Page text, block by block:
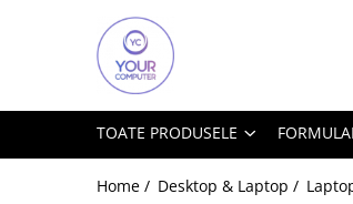
Toate Produsele
Accesorii IT
TOATE PRODUSELE
Home / Desktop & Laptop /